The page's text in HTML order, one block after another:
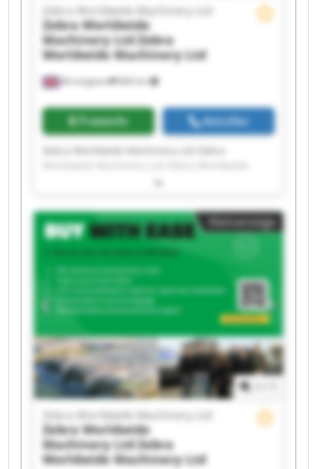
Birmingham 860 km
Zebra Worldwide Machinery Ltd
Zebra Worldwide
Machinery Ltd Zebra
Worldwide Machinery Ltd
Preisinfo Anrufen
Machinery Ltd Zebra Worldwide Machinery Ltd
Worldwide Machinery Ltd Zebra Worldwide
Machinery Ltd Zebra Worldwide Machinery Ltd
Zebra Worldwide Machinery Ltd Zebra
Worldwide Machinery Ltd Zebra Worldwide
Machinery Ltd Zebra Worldwide Machinery Ltd
Zebra Worldwide Machinery Ltd Zebra
Worldwide Machinery Ltd Zebra Worldwide
Machinery Ltd Zebra Worldwide Machinery Ltd
Zebra Worldwide Machinery Ltd Zebra
Worldwide Machinery Ltd Zebra Worldwide
Machinery Ltd Zebra Worldwide Machinery Ltd
Kleinanzeige
Zebra Worldwide Machinery Ltd
Zebra Worldwide
Machinery Ltd Zebra
Worldwide Machinery Ltd